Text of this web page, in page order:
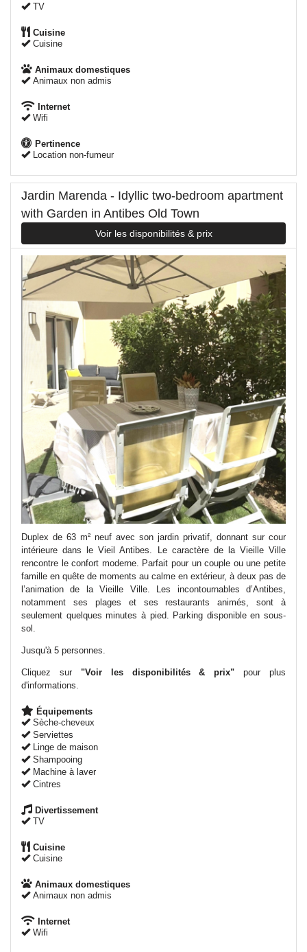
TV
Cuisine
Cuisine
Animaux domestiques
Animaux non admis
Internet
Wifi
Pertinence
Location non-fumeur
Jardin Marenda - Idyllic two-bedroom apartment
with Garden in Antibes Old Town
Voir les disponibilités & prix
Duplex de 63 m² neuf avec son jardin privatif, donnant sur cour
intérieure dans le Vieil Antibes. Le caractère de la Vieille Ville
rencontre le confort moderne. Parfait pour un couple ou une petite
famille en quête de moments au calme en extérieur, à deux pas de
l’animation de la Vieille Ville. Les incontournables d’Antibes,
notamment ses plages et ses restaurants animés, sont à
seulement quelques minutes à pied. Parking disponible en sous-
sol.
Jusqu'à 5 personnes.
Cliquez sur "Voir les disponibilités & prix" pour plus
d'informations.
Équipements
Sèche-cheveux
Serviettes
Linge de maison
Shampooing
Machine à laver
Cintres
Divertissement
TV
Cuisine
Cuisine
Animaux domestiques
Animaux non admis
Internet
Wifi